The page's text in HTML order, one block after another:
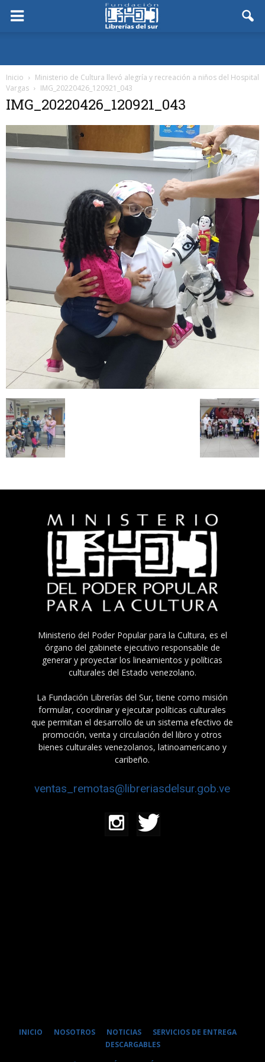
Inicio
Ministerio de Cultura llevó alegría y recreación a niños del Hospital
Vargas
IMG_20220426_120921_043
IMG_20220426_120921_043
Ministerio del Poder Popular para la Cultura, es el
órgano del gabinete ejecutivo responsable de
generar y proyectar los lineamientos y políticas
culturales del Estado venezolano.
La Fundación Librerías del Sur, tiene como misión
formular, coordinar y ejecutar políticas culturales
que permitan el desarrollo de un sistema efectivo de
promoción, venta y circulación del libro y otros
bienes culturales venezolanos, latinoamericano y
caribeño.
ventas_remotas@libreriasdelsur.gob.ve
INICIO NOSOTROS NOTICIAS
SERVICIOS DE ENTREGA
DESCARGABLES